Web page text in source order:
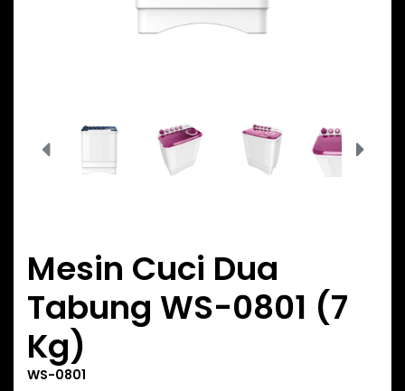
Mesin Cuci Dua
Tabung WS-0801 (7
Kg)
WS-0801